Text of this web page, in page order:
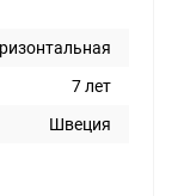
7 лет
Швеция